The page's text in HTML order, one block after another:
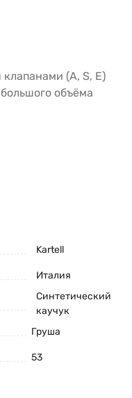
(A, S, E)
объёма
Kartell
Италия
Синтетический
каучук
Груша
53